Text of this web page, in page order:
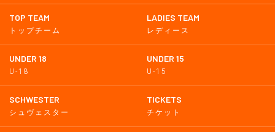
TOP TEAM
トップチーム
LADIES TEAM
レディース
UNDER 18
U-18
UNDER 15
U-15
SCHWESTER
シュヴェスター
TICKETS
チケット